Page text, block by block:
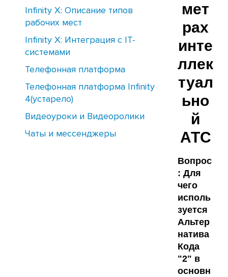
Infinity X: Описание типов
рабочих мест
Infinity X: Интеграция с IT-
системами
Телефонная платформа
Телефонная платформа Infinity
4(устарело)
Видеоуроки и Видеоролики
Чаты и мессенджеры
мет
рах
инте
ллек
туал
ьно
й
АТС
Вопрос
: Для
чего
исполь
зуется
Альтер
натива
Кода
"2" в
основн